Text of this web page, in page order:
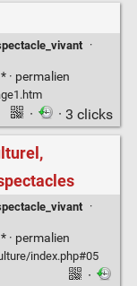
·
· permalien
· · 3 clicks
·
· permalien
index.php#05
·